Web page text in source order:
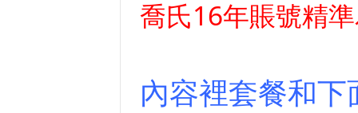
喬氏16年賬號精
內容裡套餐和